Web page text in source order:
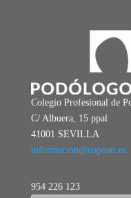
Colegio Profesional de
C/ Albuera, 15 ppal
41001 SEVILLA
informacion@copoan.es
954 226 123